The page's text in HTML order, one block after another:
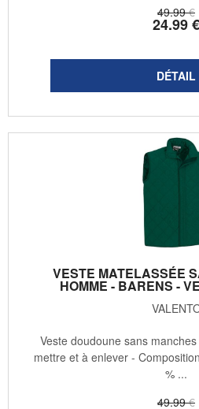
49.99 €
24.99€
VESTE MATELASSÉE
HOMME - BARENS -
49.99 €
Veste doudoune sans
mettre et à enlever -
% ...